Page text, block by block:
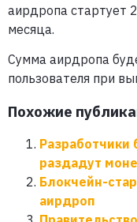
аирдропа стартует
месяца.
Сумма аирдропа
пользователя при
Похожие
Разработчики
раздадут
Блокчейн-
аирдроп